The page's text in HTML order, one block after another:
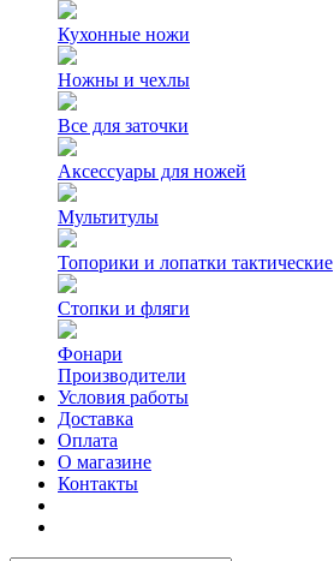
Кухонные ножи
Ножны и чехлы
Все для заточки
Аксессуары для ножей
Мультитулы
Топорики и лопатки тактические
Стопки и фляги
Фонари
Производители
Условия работы
Доставка
Оплата
О магазине
Контакты